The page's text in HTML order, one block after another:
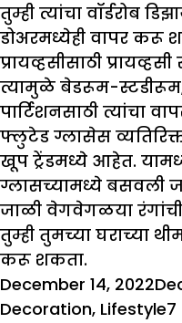
तुम्ही त्यांचा वॉर्डरोब
डोअरमध्येही वापर करू
प्रायव्हसीसाठी
त्यामुळे बेडरूम-
पार्टिशनसाठी त्यांचा
फ्लुटेड ग्लासेस
खूप ट्रेंडमध्ये आहेत.
ग्लासच्यामध्ये बसवली
जाळी वेगवेगळया
तुम्ही तुमच्या घराच्या
करू शकता.
Posted
on
December 14, 2022
Decoration, Lifestyle7